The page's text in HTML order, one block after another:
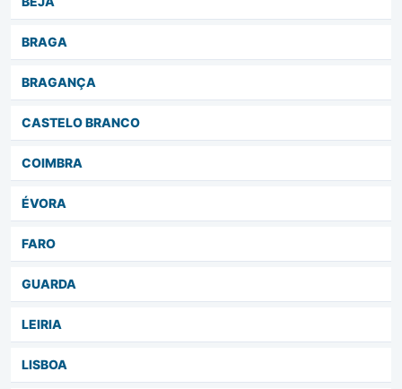
BRAGA
BRAGANÇA
CASTELO BRANCO
COIMBRA
ÉVORA
FARO
GUARDA
LEIRIA
LISBOA